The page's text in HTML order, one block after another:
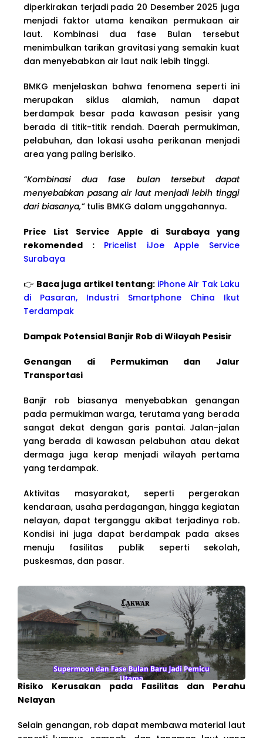
diperkirakan terjadi pada 20 Desember 2025 juga
menjadi faktor utama kenaikan permukaan air
laut. Kombinasi dua fase Bulan tersebut
menimbulkan tarikan gravitasi yang semakin kuat
dan menyebabkan air laut naik lebih tinggi.
BMKG menjelaskan bahwa fenomena seperti ini
merupakan siklus alamiah, namun dapat
berdampak besar pada kawasan pesisir yang
berada di titik-titik rendah. Daerah permukiman,
pelabuhan, dan lokasi usaha perikanan menjadi
area yang paling berisiko.
“Kombinasi dua fase bulan tersebut dapat
menyebabkan pasang air laut menjadi lebih tinggi
dari biasanya,”tulis BMKG dalam unggahannya.
Price List Service Apple di Surabaya yang
rekomended :
Pricelist iJoe Apple Service
Surabaya
👉 Baca juga artikel tentang: iPhone Air Tak Laku
di Pasaran, Industri Smartphone China Ikut
Terdampak
Dampak Potensial Banjir Rob di Wilayah Pesisir
Genangan di Permukiman dan Jalur
Transportasi
Banjir rob biasanya menyebabkan genangan
pada permukiman warga, terutama yang berada
sangat dekat dengan garis pantai. Jalan-jalan
yang berada di kawasan pelabuhan atau dekat
dermaga juga kerap menjadi wilayah pertama
yang terdampak.
Aktivitas masyarakat, seperti pergerakan
kendaraan, usaha perdagangan, hingga kegiatan
nelayan, dapat terganggu akibat terjadinya rob.
Kondisi ini juga dapat berdampak pada akses
menuju fasilitas publik seperti sekolah,
puskesmas, dan pasar.
Risiko Kerusakan pada Fasilitas dan Perahu
Nelayan
Selain genangan, rob dapat membawa material laut